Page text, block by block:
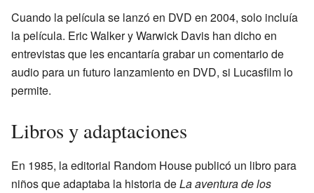
Cuando la película se lanzó en DVD en 2004, solo incluía
la película. Eric Walker y Warwick Davis han dicho en
entrevistas que les encantaría grabar un comentario de
audio para un futuro lanzamiento en DVD, si Lucasfilm lo
permite.
Libros y adaptaciones
En 1985, la editorial Random House publicó un libro para
niños que adaptaba la historia deLa aventura de los